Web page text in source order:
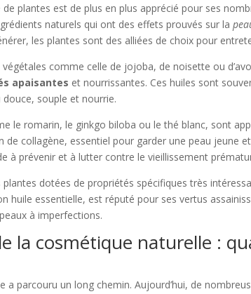
de plantes est de plus en plus apprécié pour ses
naturels qui ont des effets prouvés sur la
les plantes sont des alliées de choix pour
végétales comme celle de jojoba, de noisette ou
apaisantes et nourrissantes. Ces huiles sont
souple et nourrie.
le romarin, le ginkgo biloba ou le thé blanc, sont
collagène, essentiel pour garder une peau jeune
à prévenir et à lutter contre le vieillissement
dotées de propriétés spécifiques très
huile essentielle, est réputé pour ses vertus
à imperfections.
la cosmétique naturelle :
a parcouru un long chemin. Aujourd’hui, de